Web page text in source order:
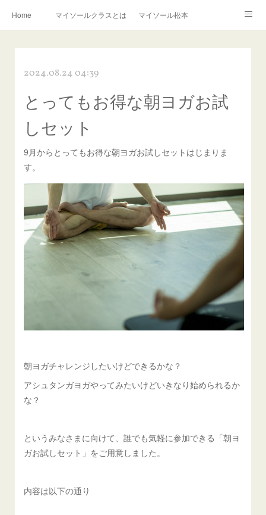
Home マイソールクラスとは マイソール松本
講師プロフィール 講師からのメッセージ
連絡先
2024.08.24 04:39
とってもお得な朝ヨガお試
しセット
9月からとってもお得な朝ヨガお試しセットはじまりま
す。
朝ヨガチャレンジしたいけどできるかな？
アシュタンガヨガやってみたいけどいきなり始められるか
な？
というみなさまに向けて、誰でも気軽に参加できる「朝ヨ
ガお試しセット」をご用意しました。
内容は以下の通り